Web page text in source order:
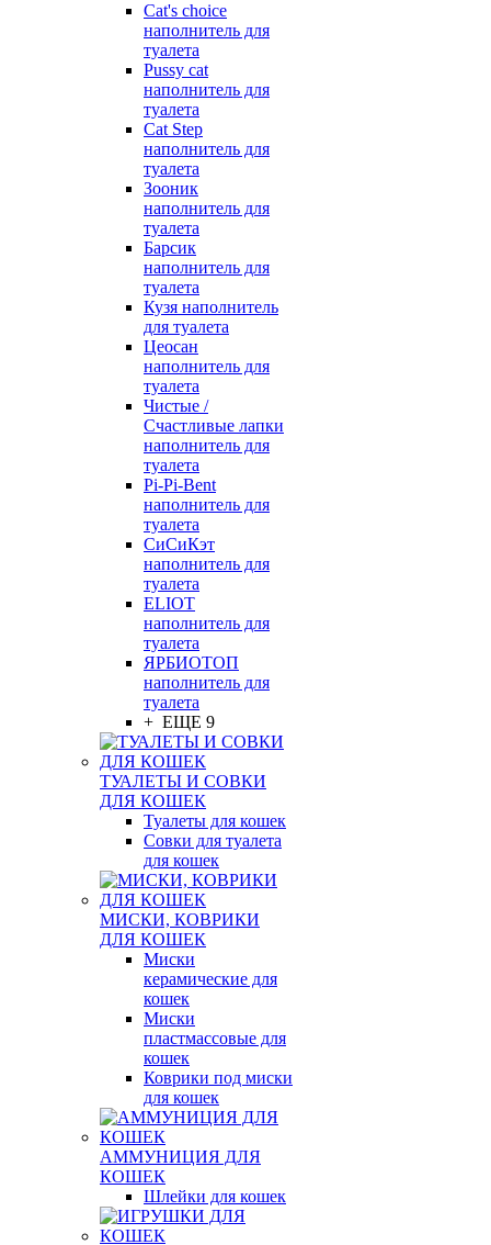
Cat's choice
наполнитель для
туалета
Pussy cat
наполнитель для
туалета
Cat Step
наполнитель для
туалета
Зооник
наполнитель для
туалета
Барсик
наполнитель для
туалета
Кузя наполнитель
для туалета
Цеосан
наполнитель для
туалета
Чистые /
Счастливые лапки
наполнитель для
туалета
Pi-Pi-Bent
наполнитель для
туалета
СиСиКэт
наполнитель для
туалета
ELIOT
наполнитель для
туалета
ЯРБИОТОП
наполнитель для
туалета
+ ЕЩЕ 9
ТУАЛЕТЫ И СОВКИ
ДЛЯ КОШЕК
Туалеты для кошек
Совки для туалета
для кошек
МИСКИ, КОВРИКИ
ДЛЯ КОШЕК
Миски
керамические для
кошек
Миски
пластмассовые для
кошек
Коврики под миски
для кошек
АММУНИЦИЯ ДЛЯ
КОШЕК
Шлейки для кошек